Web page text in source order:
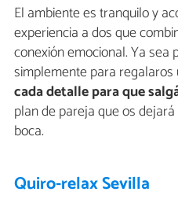
El ambiente es tranquilo y
experiencia a dos que
conexión emocional. Ya sea
simplemente para regalaros
cada detalle para que
plan de pareja que os
boca.
Quiro-relax Sevilla